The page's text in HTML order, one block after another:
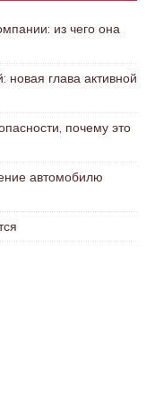
из чего она
глава активной
почему это
автомобилю